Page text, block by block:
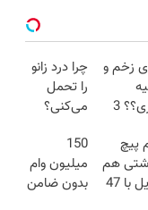
زخم و
داری؟؟ 3
کن!
چرا درد زانو
را تحمل
می‌کنی؟
درمنزل
درمانش کن
پیچ
هم
دریل با 47
150
میلیون وام
بدون ضامن